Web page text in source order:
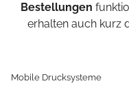
Bestellungen
erhalten auch kurz
Mobile Drucksysteme